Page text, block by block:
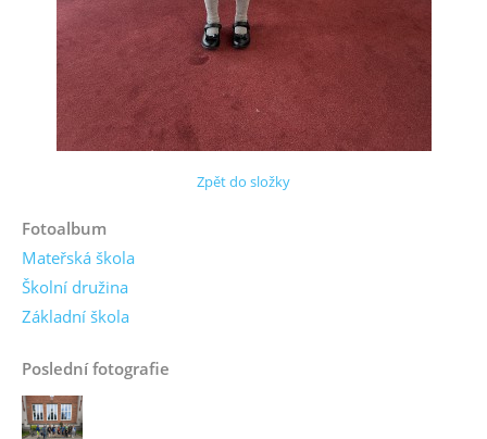
Zpět do složky
Fotoalbum
Mateřská škola
Školní družina
Základní škola
Poslední fotografie